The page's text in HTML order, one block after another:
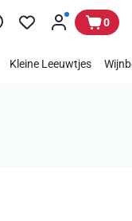
0
Kleine Leeuwtjes